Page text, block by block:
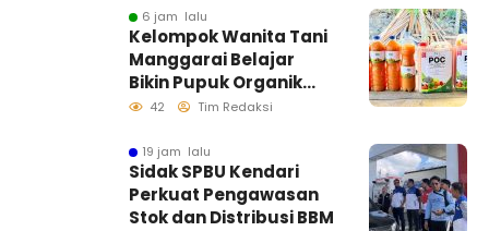
6 jam lalu
Kelompok Wanita Tani
Manggarai Belajar
Bikin Pupuk Organik
Cair, Dosen dan
Tematik UHO Dorong
Pertanian Mandiri dan
Ramah Lingkungan
42 Tim Redaksi
19 jam lalu
Sidak SPBU Kendari
Perkuat Pengawasan
Stok dan Distribusi BBM